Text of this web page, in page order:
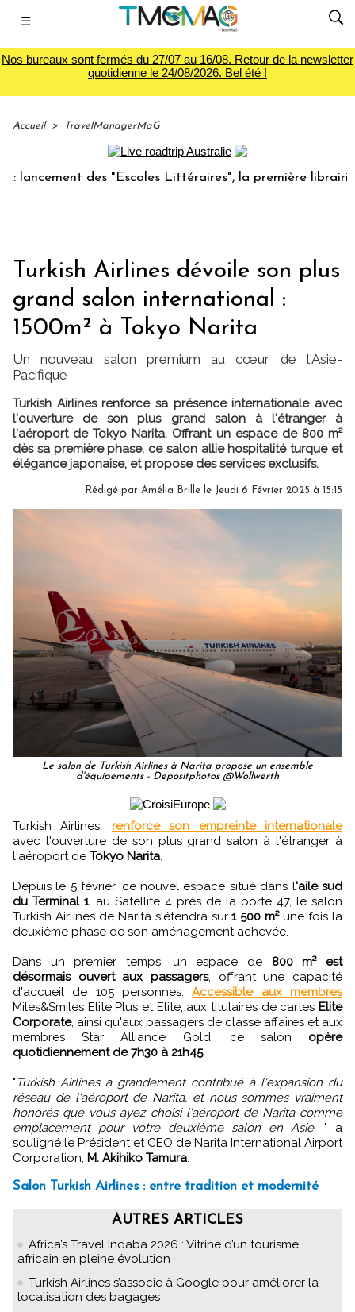
☰
Nos bureaux sont fermés du 27/07 au 16/08. Retour de la newsletter
quotidienne le 24/08/2026. Bel été !
Accueil > TravelManagerMaG
des "Escales Littéraires", la première librairie du
Turkish Airlines dévoile son plus
grand salon international :
1500m² à Tokyo Narita
Un nouveau salon premium au cœur de l'Asie-
Pacifique
Turkish Airlines renforce sa présence internationale avec
l'ouverture de son plus grand salon à l'étranger à
l'aéroport de Tokyo Narita. Offrant un espace de 800 m²
dès sa première phase, ce salon allie hospitalité turque et
élégance japonaise, et propose des services exclusifs.
Rédigé par Amélia Brille le Jeudi 6 Février 2025 à 15:15
Le salon de Turkish Airlines à Narita propose un ensemble
d'équipements - Depositphotos @Wollwerth
Turkish Airlines, renforce son empreinte internationale
avec l'ouverture de son plus grand salon à l'étranger à
l'aéroport de Tokyo Narita.
Depuis le 5 février, ce nouvel espace situé dans l'aile sud
du Terminal 1, au Satellite 4 près de la porte 47, le salon
Turkish Airlines de Narita s'étendra sur1 500 m²une fois la
deuxième phase de son aménagement achevée.
Dans un premier temps, un espace de 800 m² est
désormais ouvert aux passagers, offrant une capacité
d'accueil de 105 personnes.Accessible aux membres
Miles&Smiles Elite Plus et Elite, aux titulaires de cartes Elite
Corporate, ainsi qu'aux passagers de classe affaires et aux
membres Star Alliance Gold, ce salon opère
quotidiennement de 7h30 à 21h45.
"Turkish Airlines a grandement contribué à l'expansion du
réseau de l'aéroport de Narita, et nous sommes vraiment
honorés que vous ayez choisi l'aéroport de Narita comme
emplacement pour votre deuxième salon en Asie. " a
souligné le Président et CEO de Narita International Airport
Corporation, M. Akihiko Tamura.
Salon Turkish Airlines : entre tradition et modernité
AUTRES ARTICLES
Africa’s Travel Indaba 2026 : Vitrine d’un tourisme
africain en pleine évolution
Turkish Airlines s’associe à Google pour améliorer la
localisation des bagages